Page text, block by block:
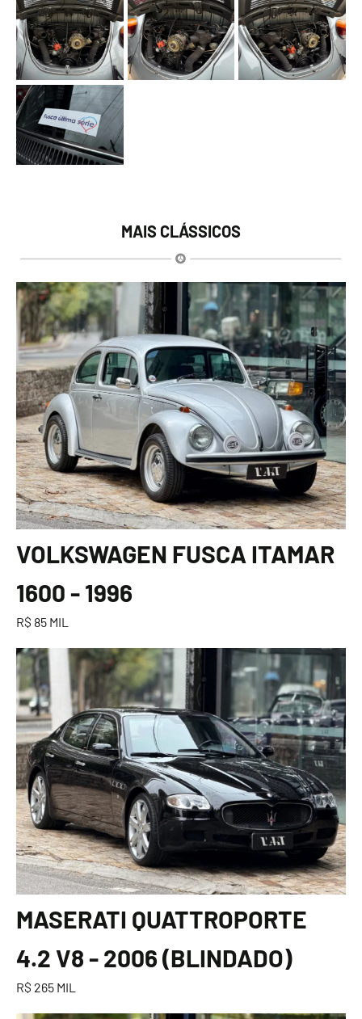
MAIS CLÁSSICOS
VOLKSWAGEN FUSCA ITAMAR
1600 - 1996
R$ 85 MIL
MASERATI QUATTROPORTE
4.2 V8 - 2006 (BLINDADO)
R$ 265 MIL